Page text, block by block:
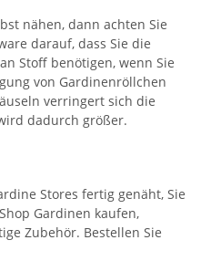
nähen, dann achten Sie
darauf, dass Sie die
Stoff benötigen, wenn Sie
von Gardinenröllchen
verringert sich die
dadurch größer.
Stores fertig genäht, Sie
Gardinen kaufen,
Zubehör. Bestellen Sie